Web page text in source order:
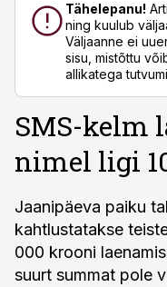
Tähelepanu!
ning kuulub
Väljaanne ei
sisu, mistõttu
allikatega
SMS-kelm
nimel ligi
Jaanipäeva paiku
kahtlustatakse
000 krooni
suurt summat pole